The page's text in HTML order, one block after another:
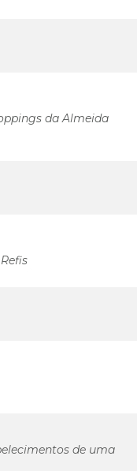
da Almeida
de uma